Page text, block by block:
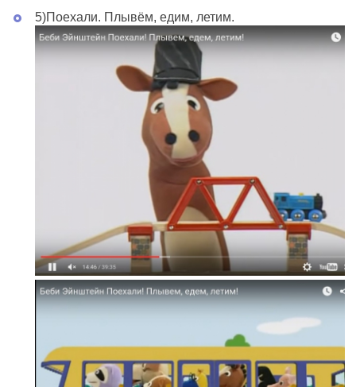
5)Поехали. Плывём, едим, летим.